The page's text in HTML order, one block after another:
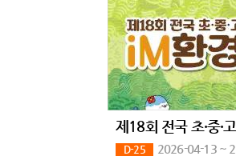
D-25
2026-04-13 ~